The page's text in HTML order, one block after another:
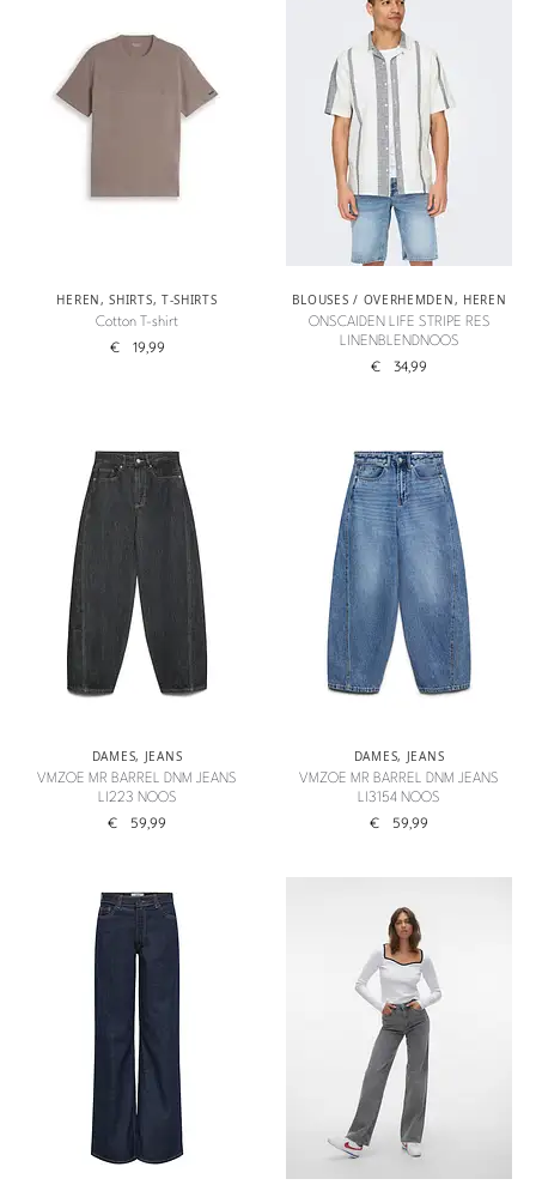
HEREN,SHIRTS, T-SHIRTS
Cotton T-shirt
€ 19,99
BLOUSES / OVERHEMDEN, HEREN
ONSCAIDEN LIFE STRIPE RES
LINENBLENDNOOS
€ 34,99
DAMES, JEANS
VMZOE MR BARREL DNM JEANS
LI223 NOOS
€ 59,99
DAMES, JEANS
VMZOE MR BARREL DNM JEANS
LI3154 NOOS
€ 59,99